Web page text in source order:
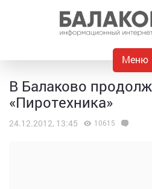
Меню
В Балаково
«Пиротехника»
24.12.2012, 13:45 10615